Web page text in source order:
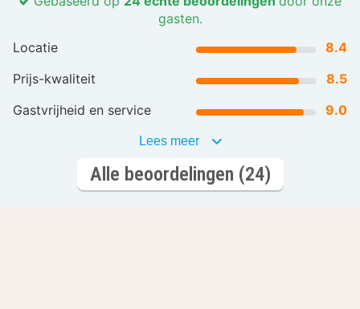
gasten.
Locatie
8.4
Prijs-kwaliteit
8.5
Gastvrijheid en service
9.0
Lees meer
Alle beoordelingen (24)